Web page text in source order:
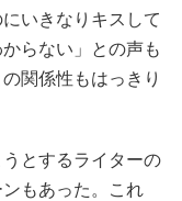
いきなりキスして
らない」との声も
関係性もはっきり
とするライターの
もあった。これ